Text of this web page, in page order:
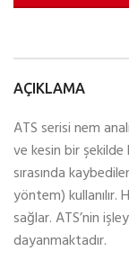
AÇIKLAMA
ATS serisi nem
ve kesin bir
sırasında
yöntem)
sağlar. ATS’nin
dayanmaktadır.